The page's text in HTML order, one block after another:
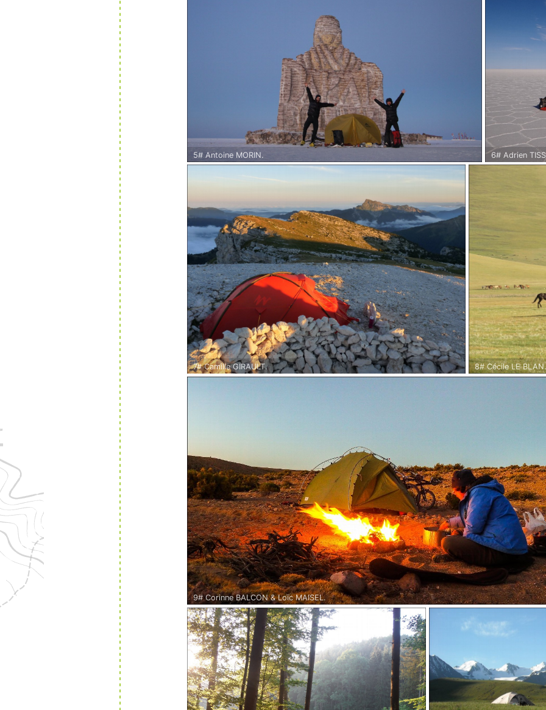
5# Antoine MORIN.
Salar d'Uyuni, Bolivie - Avril 2017.
Voyage à vélo entre l'Argentine, le Chili et la Bolivie.
6# Adrien
7# Camille GIRAULT.
Bivouac au sommet de la Dent de Crolles (Isère), durant la Coupe Icare
8# Cécile LE BLAN.
Lac Song Kul au
l'entretien des
traversé par des
galop sur des
beau, c'est
9# Corinne BALCON & Loïc MAISEL.
24 septembre 2017, ça y est nous entrons pour la 1ère fois au Chili, dans le Nord
désertique et sauvage. La frontière chilo-bolivienne est 12 kilomètres derrière nous, à Visviri.
Que ça caille dès que le soleil se cache ! Alors on réunit un peu de bois pour un feu de camp,
et permet de veiller un peu plus longtemps pour admirer les étoiles qui ne devraient plus tarder
apparaitre...
coco-lolo-a-velo.fr